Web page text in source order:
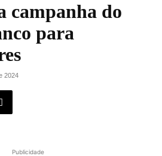
campanha do
para
2024
Publicidade